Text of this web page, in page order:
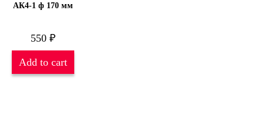
АК4-1 ф 170 мм
550 ₽
Add to cart